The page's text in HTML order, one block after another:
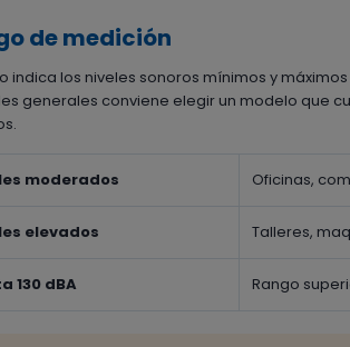
de medición
indica los niveles sonoros mínimos y
generales conviene elegir un modelo que
moderados Oficinas,
elevados Talleres,
130 dBA Rango